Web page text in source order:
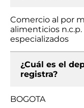
Comercio al por
alimenticios
especializados
¿Cuál es el
registra?
BOGOTA